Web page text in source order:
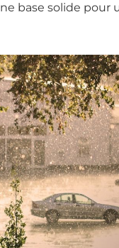
base solide pour